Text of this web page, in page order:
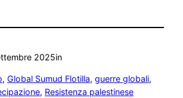
2025in
, Global Sumud Flotilla, guerre globali
, Resistenza palestinese